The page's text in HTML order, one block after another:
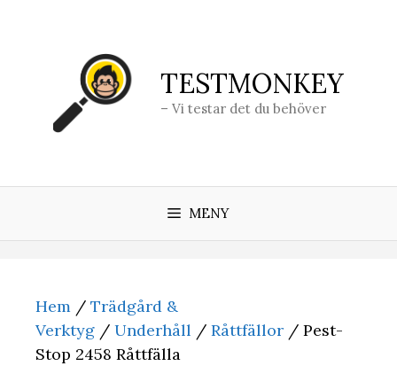
TESTMONKEY
– Vi testar det du behöver
MENY
Hem / Trädgård &
Verktyg / Underhåll / Råttfällor / Pest-
Stop 2458 Råttfälla